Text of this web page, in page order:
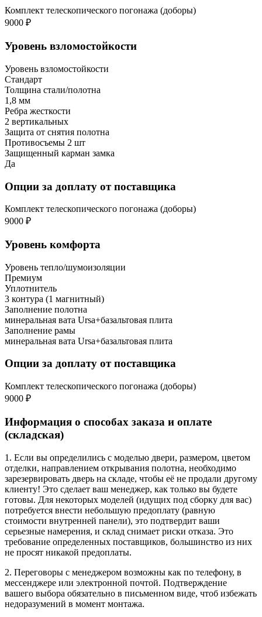
Комплект телескопического погонажа (доборы)
9000 ₽
Уровень взломостойкости
Уровень взломостойкости
Стандарт
Толщина стали/полотна
1,8 мм
Ребра жесткости
2 вертикальных
Защита от снятия полотна
Противосъемы 2 шт
Защищенный карман замка
Да
Опции за доплату от поставщика
Комплект телескопического погонажа (доборы)
9000 ₽
Уровень комфорта
Уровень тепло/шумоизоляции
Премиум
Уплотнитель
3 контура (1 магнитный)
Заполнение полотна
минеральная вата Ursa+базальтовая плита
Заполнение рамы
минеральная вата Ursa+базальтовая плита
Опции за доплату от поставщика
Комплект телескопического погонажа (доборы)
9000 ₽
Информация о способах заказа и оплате
(складская)
1. Если вы определились с моделью двери, размером, цветом
отделки, направлением открывания полотна, необходимо
зарезервировать дверь на складе, чтобы её не продали другому
клиенту! Это сделает ваш менеджер, как только вы будете
готовы. Для некоторых моделей (идущих под сборку для вас)
потребуется внести небольшую предоплату (равную
стоимости внутренней панели), это подтвердит ваши
серьезные намерения, и склад снимает риски отказа. Это
требование определенных поставщиков, большинство из них
не просят никакой предоплаты.
2. Переговоры с менеджером возможны как по телефону, в
мессенджере или электронной почтой. Подтверждение
вашего выбора обязательно в письменном виде, чтоб избежать
недоразумений в момент монтажа.